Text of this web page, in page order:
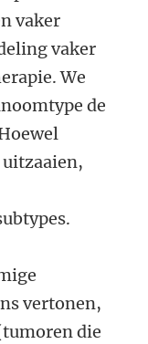
vaker
vaker
We
de
vertonen,
die